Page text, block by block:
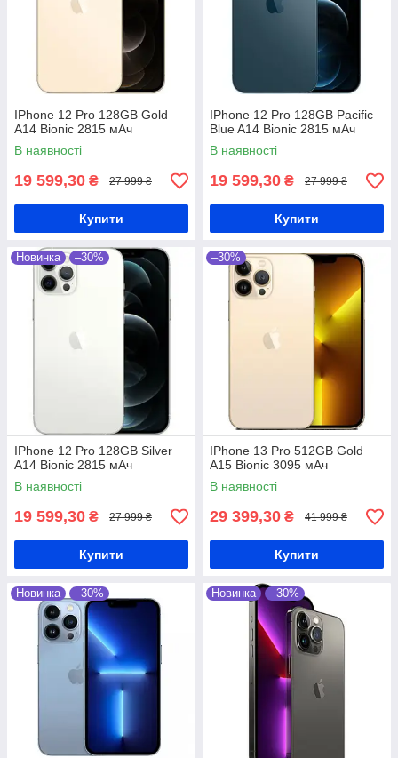
IPhone 12 Pro 128GB Gold
A14 Bionic 2815 мАч
В наявності
19 599,30 ₴ 27 999 ₴
Купити
IPhone 12 Pro 128GB Pacific
Blue A14 Bionic 2815 мАч
В наявності
19 599,30 ₴ 27 999 ₴
Купити
Новинка –30%
IPhone 12 Pro 128GB Silver
A14 Bionic 2815 мАч
В наявності
19 599,30 ₴ 27 999 ₴
Купити
–30%
IPhone 13 Pro 512GB Gold
A15 Bionic 3095 мАч
В наявності
29 399,30 ₴ 41 999 ₴
Купити
Новинка –30% Новинка –30%